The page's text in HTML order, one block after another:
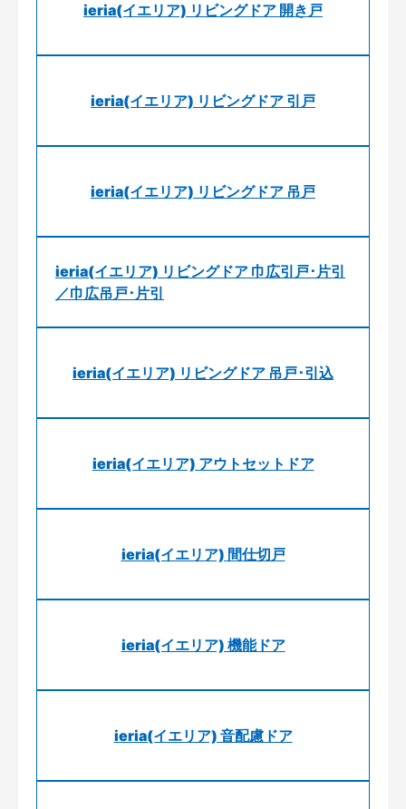
ieria(イエリア) リビングドア 開き戸
ieria(イエリア) リビングドア 引戸
ieria(イエリア) リビングドア 吊戸
ieria(イエリア) リビングドア 巾広引戸･片引
／巾広吊戸･片引
ieria(イエリア) リビングドア 吊戸･引込
ieria(イエリア) アウトセットドア
ieria(イエリア) 間仕切戸
ieria(イエリア) 機能ドア
ieria(イエリア) 音配慮ドア